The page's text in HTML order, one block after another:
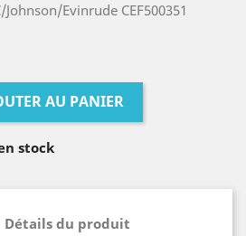
Evinrude CEF500351
AU PANIER
stock
Détails du produit